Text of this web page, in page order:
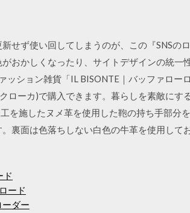
せず使い回してしまうのが、この『SNSの
おかしくなったり、サイトデザインの統一
ッション雑貨「IL BISONTE｜バッファロー
ローカ)で購入できます。暮らしを素敵にす
施したヌメ革を使用した鞄の持ち手部分
裏面は色落ちしない白色の牛革を使用して
ド
ード
ダー